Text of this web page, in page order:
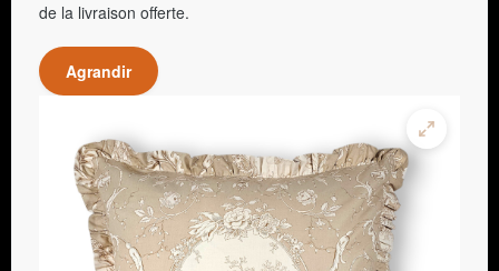
de la livraison offerte.
Agrandir